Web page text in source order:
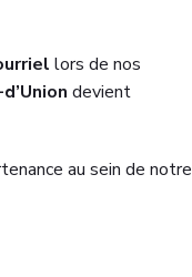
lors de nos
devient
au sein de notre